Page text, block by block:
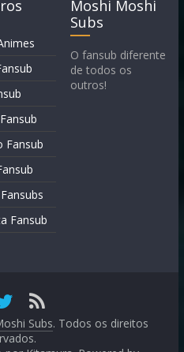
Fansub
Fansub
Moshi Moshi
Subs
O fansub diferente
de todos os
outros!
Subs. Todos os direitos